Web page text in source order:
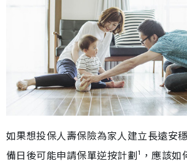
如果想投保人壽保險為家人建立長遠安
備日後可能申請保單逆按計劃¹，應該如